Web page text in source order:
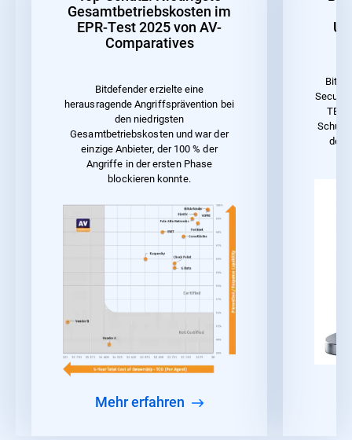
Gesamtbetriebskosten im
EPR-Test 2025 von AV-
Comparatives
Bitdefender erzielte eine
herausragende Angriffsprävention bei
den niedrigsten
Gesamtbetriebskosten und war der
einzige Anbieter, der 100 % der
Angriffe in der ersten Phase
blockieren konnte.
Mehr erfahren
Schutz
der